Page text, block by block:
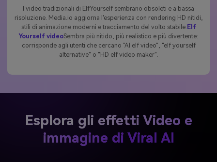
I video tradizionali di ElfYourself sembrano obsoleti e a bassa
risoluzione. Media.io aggiorna l'esperienza con rendering HD nitidi,
stili di animazione moderni e tracciamento del volto stabile. Elf
Yourself videoSembra più nitido, più realistico e più divertente:
corrisponde agli utenti che cercano "AI elf video", "elf yourself
alternative" o "HD elf video maker".
Esplora gli effetti Video e
immagine di Viral AI